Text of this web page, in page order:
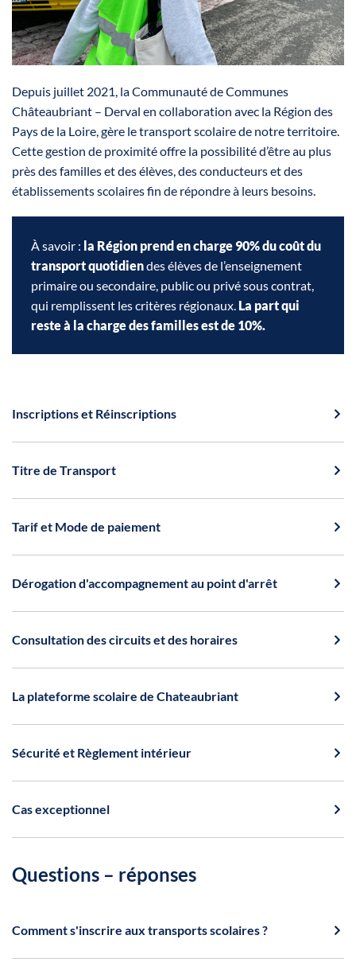
Depuis juillet 2021, la Communauté de Communes
Châteaubriant – Derval en collaboration avec la Région des
Pays de la Loire, gère le transport scolaire de notre territoire.
Cette gestion de proximité offre la possibilité d’être au plus
près des familles et des élèves, des conducteurs et des
établissements scolaires fin de répondre à leurs besoins.
À savoir : la Région prend en charge 90% du coût du
transport quotidiendes élèves de l’enseignement
primaire ou secondaire, public ou privé sous contrat,
qui remplissent les critères régionaux. La part qui
reste à la charge des familles est de 10%.
Inscriptions et Réinscriptions
Titre de Transport
Tarif et Mode de paiement
Dérogation d'accompagnement au point d'arrêt
Consultation des circuits et des horaires
La plateforme scolaire de Chateaubriant
Sécurité et Règlement intérieur
Cas exceptionnel
Questions – réponses
Comment s'inscrire aux transports scolaires ?